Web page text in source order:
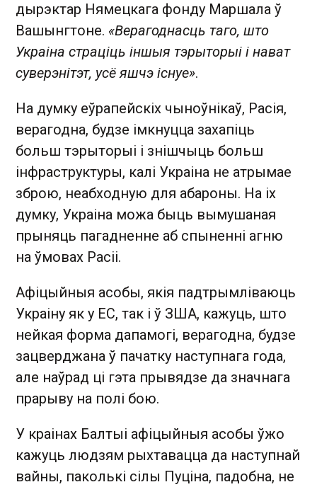
дырэктар Нямецкага фонду Маршала ў
Вашынгтоне. «Верагоднасць таго, што
Украіна страціць іншыя тэрыторыі і нават
суверэнітэт, усё яшчэ існуе».
На думку еўрапейскіх чыноўнікаў, Расія,
верагодна, будзе імкнуцца захапіць
больш тэрыторыі і знішчыць больш
інфраструктуры, калі Украіна не атрымае
зброю, неабходную для абароны. На іх
думку, Украіна можа быць вымушаная
прыняць пагадненне аб спыненні агню
на ўмовах Расіі.
Афіцыйныя асобы, якія падтрымліваюць
Украіну як у ЕС, так і ў ЗША, кажуць, што
нейкая форма дапамогі, верагодна, будзе
зацверджана ў пачатку наступнага года,
але наўрад ці гэта прывядзе да значнага
прарыву на полі бою.
У краінах Балтыі афіцыйныя асобы ўжо
кажуць людзям рыхтавацца да наступнай
вайны, паколькі сілы Пуціна, падобна, не